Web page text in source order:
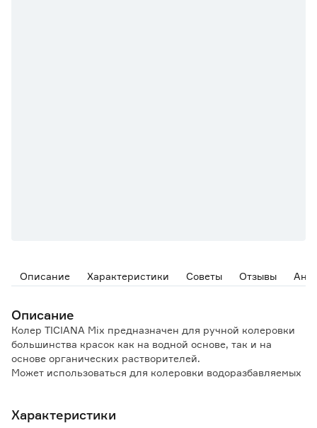
Описание Характеристики Советы Отзывы
Описание
Колер TICIANA Mix предназначен для ручной колеровки
большинства красок как на водной основе, так и на
основе органических растворителей.
Может использоваться для колеровки водоразбавляемых
Особенности и преимущества:
Характеристики